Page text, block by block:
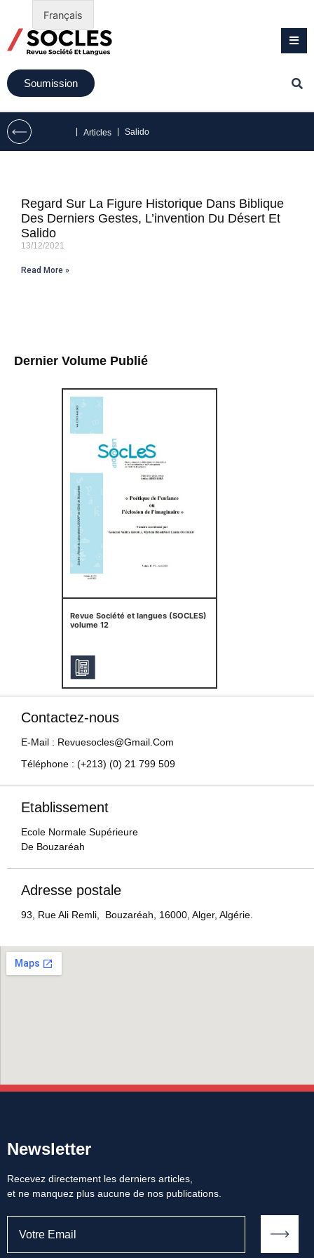
Soumission
Articles Salido
Dernier Volume Publié
Revue Société et langues (SOCLES)
volume 12
Regard Sur La Figure Historique Dans Biblique
Des Derniers Gestes, L’invention Du Désert Et
Salido
13/12/2021
Read More »
Contactez-nous
E-Mail : Revuesocles@gmail.com
Téléphone : (+213) (0) 21 799 509
Etablissement
Ecole Normale Supérieure
De Bouzaréah
Adresse postale
93, Rue Ali Remli, Bouzaréah, 16000, Alger, Algérie.
Newsletter
Recevez directement les derniers articles,
et ne manquez plus aucune de nos publications.
Français